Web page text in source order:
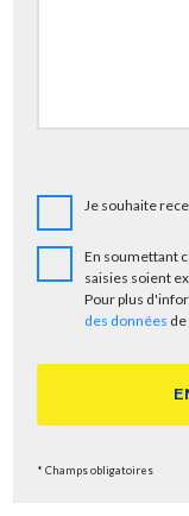
Je souhaite
En soumettant
saisies soient
Pour plus
des données
* Champs obligatoires